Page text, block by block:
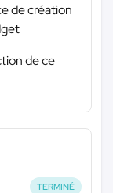
de création
de ce
TERMINÉ